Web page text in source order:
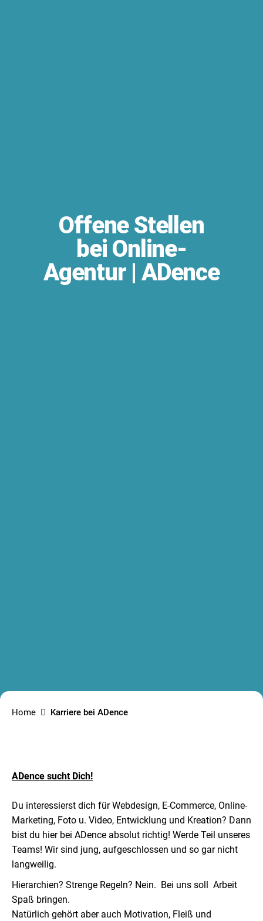
Offene Stellen
bei Online-
Agentur | ADence
Home Karriere bei ADence
ADence sucht Dich!
Du interessierst dich für Webdesign, E-Commerce, Online-
Marketing, Foto u. Video, Entwicklung und Kreation? Dann
bist du hier bei ADence absolut richtig! Werde Teil unseres
Teams! Wir sind jung, aufgeschlossen und so gar nicht
langweilig.
Hierarchien? Strenge Regeln? Nein. Bei uns soll Arbeit
Spaß bringen.
Natürlich gehört aber auch Motivation, Fleiß und